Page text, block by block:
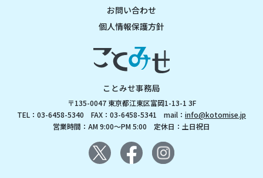
お問い合わせ
個人情報保護方針
ことみせ事務局
〒135-0047 東京都江東区富岡1-13-1 3F
TEL：03-6458-5340 FAX：03-6458-5341 mail： info@kotomise.jp
営業時間：AM 9:00～PM 5:00 定休日：土日祝日